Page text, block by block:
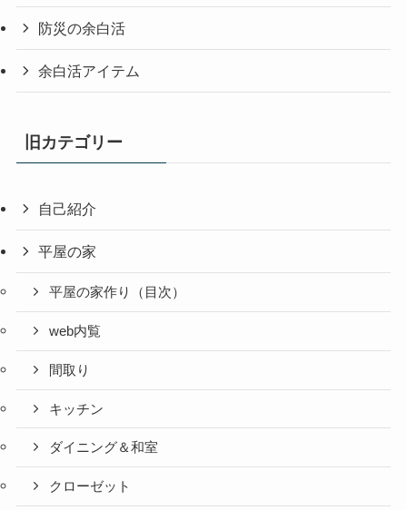
防災の余白活
余白活アイテム
旧カテゴリー
自己紹介
平屋の家
平屋の家作り（目次）
web内覧
間取り
キッチン
ダイニング＆和室
クローゼット